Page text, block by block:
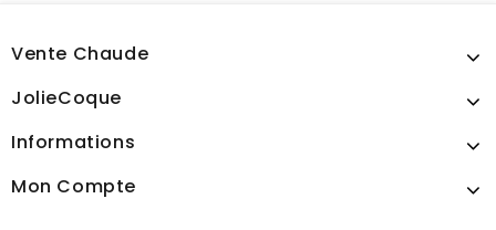
Vente Chaude
JolieCoque
Informations
Mon Compte